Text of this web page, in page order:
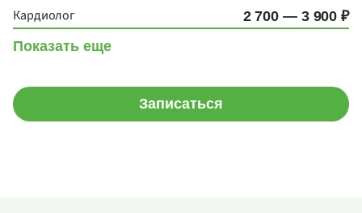
Кардиолог
2 700 — 3 900 ₽
Показать еще
Записаться